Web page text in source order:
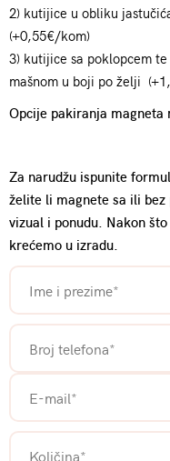
2) kutijice u obliku
(+0,55€/kom)
3) kutijice sa poklopcem
mašnom u boji po želji
Opcije pakiranja magneta
Za narudžu ispunite
želite li magnete sa ili
vizual i ponudu. Nakon
krećemo u izradu.